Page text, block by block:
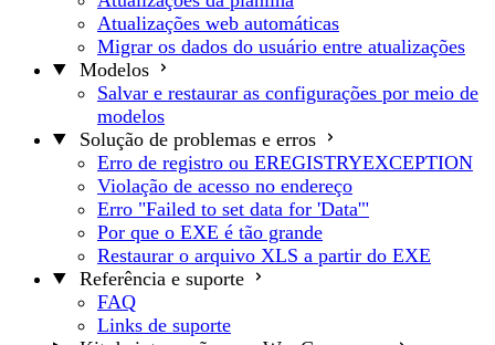
Atualizações web automáticas
Migrar os dados do usuário entre atualizações
Modelos
Salvar e restaurar as configurações por meio de
modelos
Solução de problemas e erros
Erro de registro ou EREGISTRYEXCEPTION
Violação de acesso no endereço
Erro "Failed to set data for 'Data'"
Por que o EXE é tão grande
Restaurar o arquivo XLS a partir do EXE
Referência e suporte
FAQ
Links de suporte